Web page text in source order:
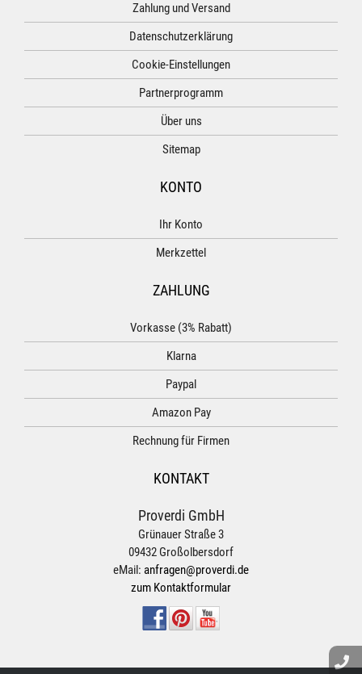
Zahlung und Versand
Datenschutzerklärung
Cookie-Einstellungen
Partnerprogramm
Über uns
Sitemap
KONTO
Ihr Konto
Merkzettel
ZAHLUNG
Vorkasse (3% Rabatt)
Klarna
Paypal
Amazon Pay
Rechnung für Firmen
KONTAKT
Proverdi GmbH
Grünauer Straße 3
09432 Großolbersdorf
eMail: anfragen@proverdi.de
zum Kontaktformular